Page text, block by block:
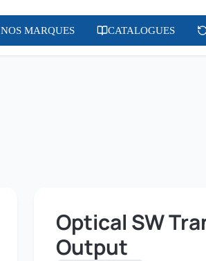
NOS MARQUES CATALOGUES
Optical SW
Output